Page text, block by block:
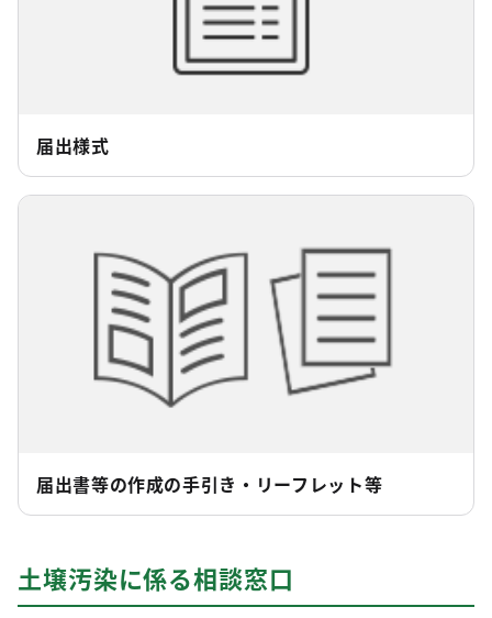
届出様式
届出書等の作成の手引き・リーフレット等
土壌汚染に係る相談窓口